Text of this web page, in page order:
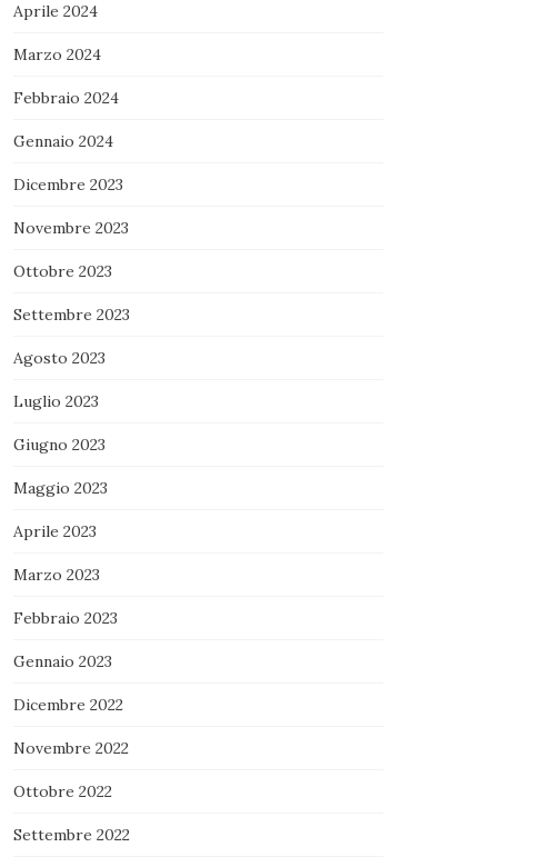
Aprile 2024
Marzo 2024
Febbraio 2024
Gennaio 2024
Dicembre 2023
Novembre 2023
Ottobre 2023
Settembre 2023
Agosto 2023
Luglio 2023
Giugno 2023
Maggio 2023
Aprile 2023
Marzo 2023
Febbraio 2023
Gennaio 2023
Dicembre 2022
Novembre 2022
Ottobre 2022
Settembre 2022